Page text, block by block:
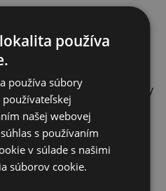
bezpečné
takmer neviditeľná, vtáky
Odporúčame na sieť
fólie alebo
so
dozoru.
používa
používa súbory
našej webovej
s používaním
v súlade s našimi
súborov cookie.